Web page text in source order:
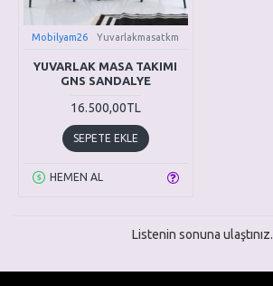
Mobilyam26 Yuvarlakmasatkm
YUVARLAK MASA TAKIMI
GNS SANDALYE
16.500,00TL
SEPETE EKLE
HEMEN AL
Listenin sonuna ulaştınız.